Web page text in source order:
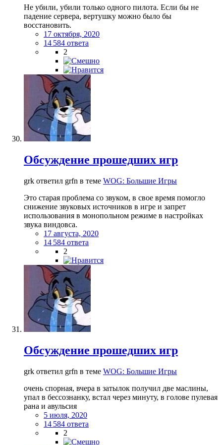
Не убили, убили только одного пилота. Если бы не
падение сервера, вертушку можно было бы
восстановить.
17 октября, 2020
14 584 ответа
2
Обсуждение прошедших игр
grk ответил grfn в теме WOG: Большие Игры
Это старая проблема со звуком, в свое время помогло
снижение звуковых источников в игре и запрет
использования в монопольном режиме в настройках
звука виндовса.
17 августа, 2020
14 584 ответа
2
Обсуждение прошедших игр
grk ответил grfn в теме WOG: Большие Игры
очень спорная, вчера в затылок получил две маслины,
упал в бессознанку, встал через минуту, в голове пулевая
рана и авульсия
5 июля, 2020
14 584 ответа
2